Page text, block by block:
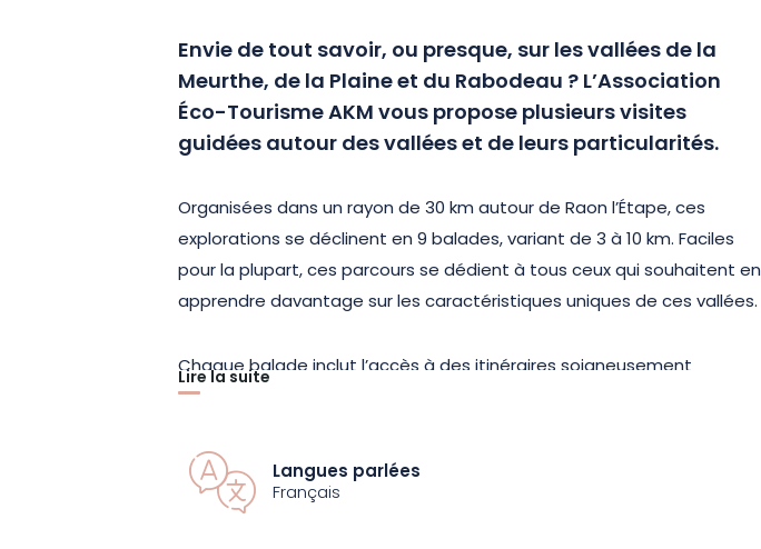
Envie de tout savoir, ou presque, sur les vallées de la
Meurthe, de la Plaine et du Rabodeau ? L’Association
Éco-Tourisme AKM vous propose plusieurs visites
guidées autour desvallées et de leurs particularités.
Organisées dans un rayon de 30 km autour de Raon l’Étape, ces
explorations se déclinent en 9 balades, variant de 3 à 10 km. Faciles
pour la plupart, ces parcours se dédient à tous ceux qui souhaitent en
apprendre davantage sur les caractéristiques uniques de ces vallées.
Chaque balade inclut l’accès à des itinéraires soigneusement
sélectionnés, ainsi que l’accompagnement d’un guide passionné. Une
l’activité vous sera communiqué lors de la réservation.
Lire la suite
Langues parlées
Français